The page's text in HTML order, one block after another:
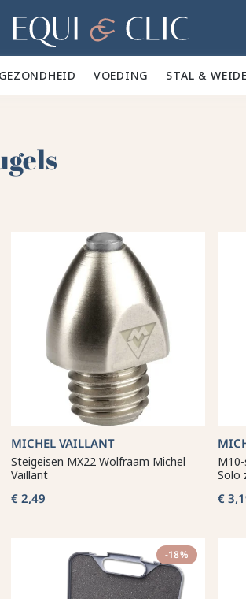
Home
GEZONDHEID ✨VOEDING 🥕 STAL &
MICHEL VAILLANT
Steigeisen MX22 Wolfraam Michel
Vaillant
€ 2,49
Solo
€
-18%